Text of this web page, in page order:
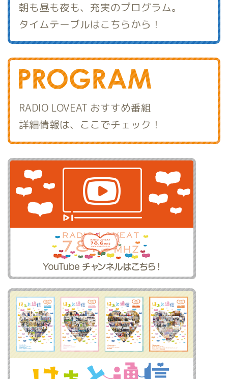
朝も昼も夜も、充実のプログラム。
タイムテーブルはこちらから！
RADIO LOVEAT おすすめ番組
詳細情報は、ここでチェック！